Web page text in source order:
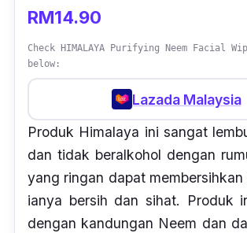
RM14.90
Check HIMALAYA Purifying Neem Facial
below:
Lazada Malaysia
Produk Himalaya ini sangat
dan tidak beralkohol dengan
yang ringan dapat
ianya bersih dan sihat. Produk
dengan kandungan Neem dan